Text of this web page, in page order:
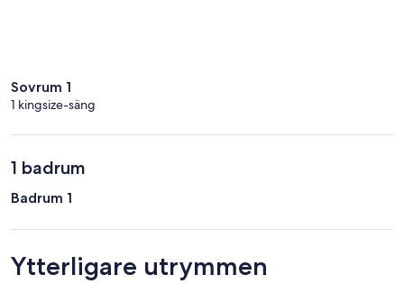
Sovrum 1
1 kingsize-säng
1 badrum
Badrum 1
Ytterligare utrymmen